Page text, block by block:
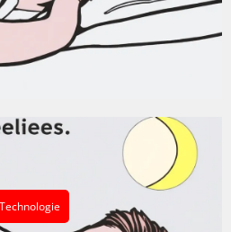
Technologie